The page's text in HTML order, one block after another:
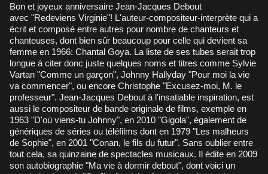
Bon et joyeux anniversaire Jean-Jacques Debout
avec "Redeviens Virginie"! L'auteur-compositeur-interprète qui a
écrit et composé entre autres pour nombre de chanteurs et
chanteuses, dont bien sûr beaucoup pour celle qui devient sa
femme en 1966: Chantal Goya. La liste de ses tubes serait trop
longue à citer donc juste quelques noms et titres comme Sylvie
Vartan "Comme un garçon", Johnny Hallyday "Pour moi la vie
va commencer", ou encore Christophe "Excusez-moi, M. le
professeur". Jean-Jacques Debout à l'insatiable inspiration, est
aussi le compositeur de bande originale de films, exemple en
1963 "D'où viens-tu Johnny", en 2010 "Gigola", également de
génériques de séries ou téléfilms dont en 1979 "Les malheurs
de Sophie", en 2001 "Conan, le fils du futur". Sans oublier entre
tout cela, sa quinzaine de spectacles musicaux. Il édite en 2009
son autobiographie "Ma vie à dormir debout", dont voici un